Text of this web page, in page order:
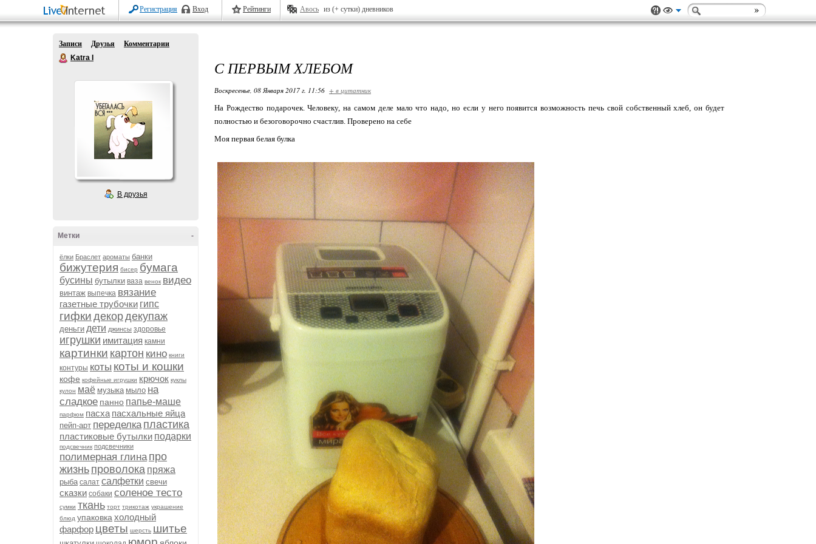
Регистрация Вход Рейтинги Авось из (+ сутки) дневников
Записи Друзья
Комментарии
Katra I
В друзья
-
Метки
ёлки Браслет ароматы банки
бижутерия бисер бумага
бусины бутылки ваза венок видео
винтаж выпечка вязание
газетные трубочки гипс
гифки декордекупаж
деньги дети джинсы здоровье
игрушки имитация камни
картинки картон кино книги
контуры коты коты и кошки
кофе кофейные игрушки крючок куклы
кулон маё музыка мыло на
сладкое панно папье-маше
парфюм пасха пасхальные яйца
пейп-арт переделка пластика
пластиковые бутылки подарки
подсвечник подсвечники
полимерная глина про
жизнь проволока пряжа
рыба салат салфетки свечи
сказки собаки соленое тесто
сумки ткань торт трикотаж украшение
блюд упаковка холодный
фарфор цветы шерсть шитье
С ПЕРВЫМ ХЛЕБОМ
Воскресенье, 08 Января 2017 г. 11:56 + в цитатник
На Рождество подарочек. Человеку, на самом деле мало что надо, но если у него появится возможность печь свой собственный хлеб, он будет
полностью и безоговорочно счастлив. Проверено на себе
Моя первая белая булка